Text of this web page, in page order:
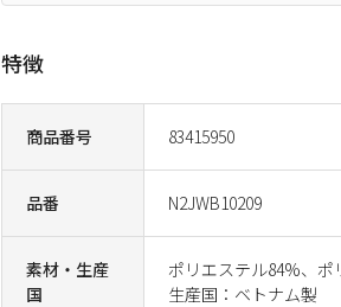
商品番号 83415950
品番 N2JWB10209
素材・生産
国
ポリエステル84%、ポ
生産国：ベトナム製
特徴